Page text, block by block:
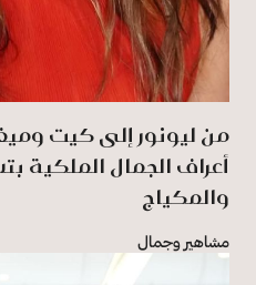
من ليونور إلى كيت
أعراف الجمال الملكية
والمكياج
مشاهير وجمال